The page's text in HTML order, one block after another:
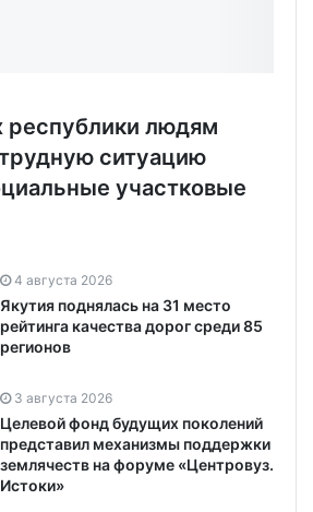
республики людям
ситуацию
участковые
4 августа 2026
Якутия поднялась на 31 место
рейтинга качества дорог среди 85
регионов
3 августа 2026
Целевой фонд будущих поколений
представил механизмы поддержки
землячеств на форуме «Центровуз.
Истоки»